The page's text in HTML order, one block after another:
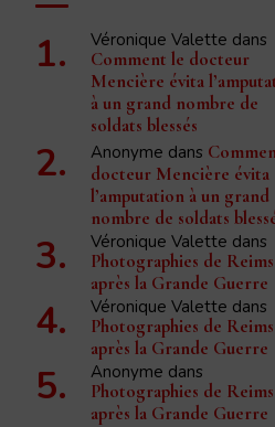
Véronique Valette dans
Comment le docteur
Mencière évita
à un grand nombre de
soldats blessés
Anonyme dans
docteur Mencière évita
l’amputation à un grand
nombre de soldats
Véronique Valette dans
Photographies de Reims
après la Grande Guerre
Véronique Valette dans
Photographies de Reims
après la Grande Guerre
Anonyme dans
Photographies de Reims
après la Grande Guerre